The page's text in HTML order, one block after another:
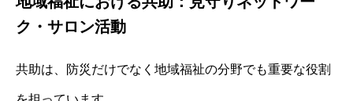
ク・サロン活動
共助は、防災だけでなく地域福祉の分野でも重要な役割